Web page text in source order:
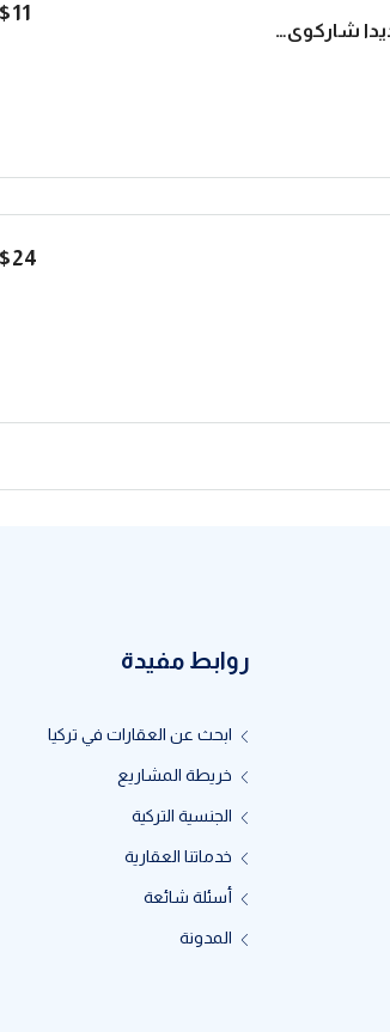
أرض زراعية للبيع في ولاية تيكرداغ وتحديدا شاركوي | L241
روابط مفيدة
ابحث عن العقارات في تركيا
خريطة المشاريع
الجنسية التركية
خدماتنا العقارية
أسئلة شائعة
المدونة